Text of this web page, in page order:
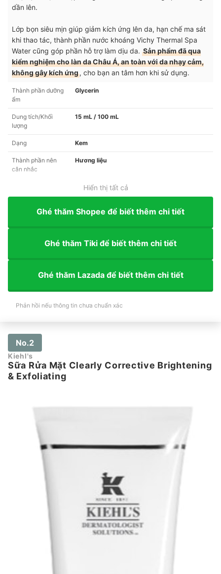
dần lên.
Lớp bọn siêu mịn giúp giảm kích ứng lên da, hạn chế ma sát
khi thao tác, thành phần nước khoáng Vichy Thermal Spa
Water cũng góp phần hỗ trợ làm dịu da. Sản phẩm đã qua
kiểm nghiệm cho làn da Châu Á, an toàn với da nhạy cảm,
không gây kích ứng, cho bạn an tâm hơn khi sử dụng.
Thành phần dưỡng
ẩm
Glycerin
Dung tích/Khối
lượng
15 mL / 100 mL
Dạng Kem
Thành phần nên
cân nhắc
Hương liệu
Hiển thị tất cả
Ghé thăm Shopee để biết thêm chi tiết
Ghé thăm Tiki để biết thêm chi tiết
Ghé thăm Lazada để biết thêm chi tiết
Phản hồi nếu thông tin chưa chuẩn xác
No.2
Kiehl's
Sữa Rửa Mặt Clearly Corrective Brightening
& Exfoliating